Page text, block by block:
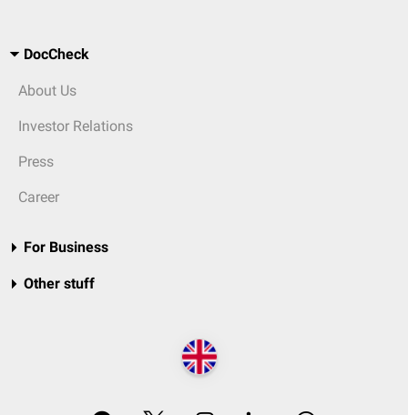
DocCheck
About Us
Investor Relations
Press
Career
For Business
Other stuff